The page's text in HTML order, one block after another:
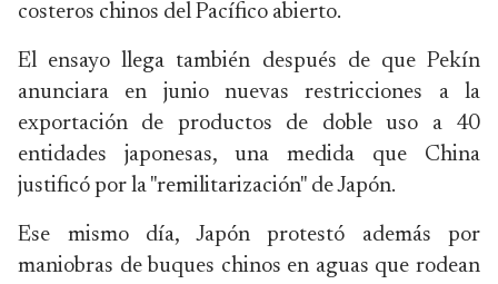
costeros chinos del Pacífico abierto.
El ensayo llega también después de que Pekín
anunciara en junio nuevas restricciones a la
exportación de productos de doble uso a 40
entidades japonesas, una medida que China
justificó por la "remilitarización" de Japón.
Ese mismo día, Japón protestó además por
maniobras de buques chinos en aguas que rodean